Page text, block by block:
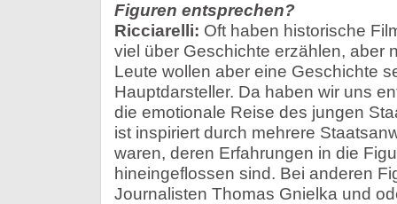
Figuren entsprechen?
Ricciarelli: Oft haben historische
viel über Geschichte erzählen, aber
Leute wollen aber eine Geschichte
Hauptdarsteller. Da haben wir uns
die emotionale Reise des jungen
ist inspiriert durch mehrere
waren, deren Erfahrungen in die
hineingeflossen sind. Bei anderen
Journalisten Thomas Gnielka und